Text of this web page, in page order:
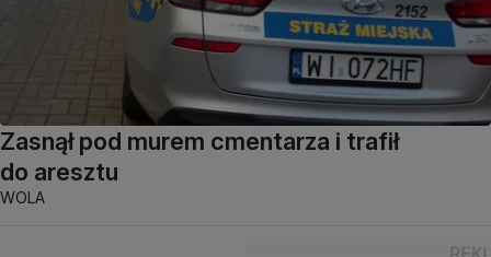
Zasnął pod murem cmentarza i trafił
do aresztu
WOLA